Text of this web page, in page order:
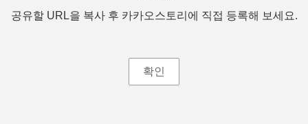
공유할 URL을 복사 후 카카오스토리에 직접 등록해 보세요.
확인